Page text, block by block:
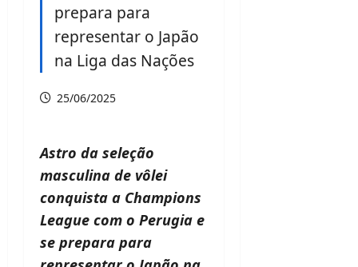
prepara para
representar o Japão
na Liga das Nações
25/06/2025
Astro da seleção
masculina de vôlei
conquista a Champions
League com o Perugia e
se prepara para